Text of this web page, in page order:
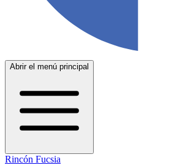
Abrir el menú principal
Rincón Fucsia